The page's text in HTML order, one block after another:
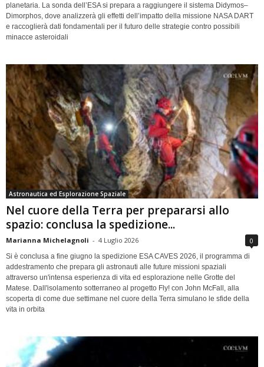
planetaria. La sonda dell’ESA si prepara a raggiungere il sistema Didymos–
Dimorphos, dove analizzerà gli effetti dell’impatto della missione NASA DART
e raccoglierà dati fondamentali per il futuro delle strategie contro possibili
minacce asteroidali
Astronautica ed Esplorazione Spaziale
Nel cuore della Terra per prepararsi allo
spazio: conclusa la spedizione...
Marianna Michelagnoli - 4 Luglio 2026 0
Si è conclusa a fine giugno la spedizione ESA CAVES 2026, il programma di
addestramento che prepara gli astronauti alle future missioni spaziali
attraverso un'intensa esperienza di vita ed esplorazione nelle Grotte del
Matese. Dall'isolamento sotterraneo al progetto Fly! con John McFall, alla
scoperta di come due settimane nel cuore della Terra simulano le sfide della
vita in orbita